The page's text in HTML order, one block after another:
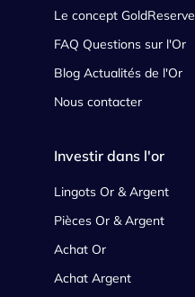
Le concept GoldReserve
FAQ Questions sur l'Or
Blog Actualités de l'Or
Nous contacter
Investir dans l'or
Lingots Or & Argent
Pièces Or & Argent
Achat Or
Achat Argent